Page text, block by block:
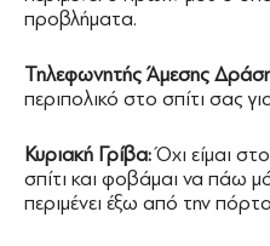
προβλήματα.
Τηλεφωνητής Άμεσης
περιπολικό στο σπίτι σας
Κυριακή Γρίβα:Όχι είμαι
σπίτι και φοβάμαι να πάω
περιμένει έξω από την